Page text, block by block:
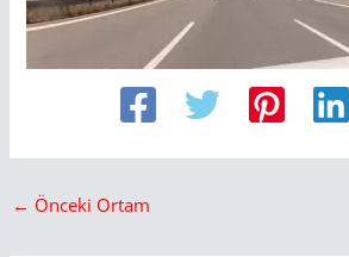
← Önceki Ortam